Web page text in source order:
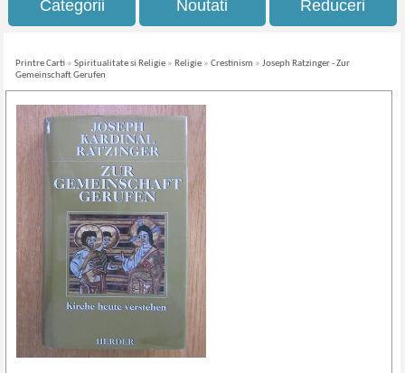
Categorii Noutati Reduceri
Printre Carti »Spiritualitate si Religie » Religie »Crestinism »Joseph Ratzinger - Zur
Gemeinschaft Gerufen